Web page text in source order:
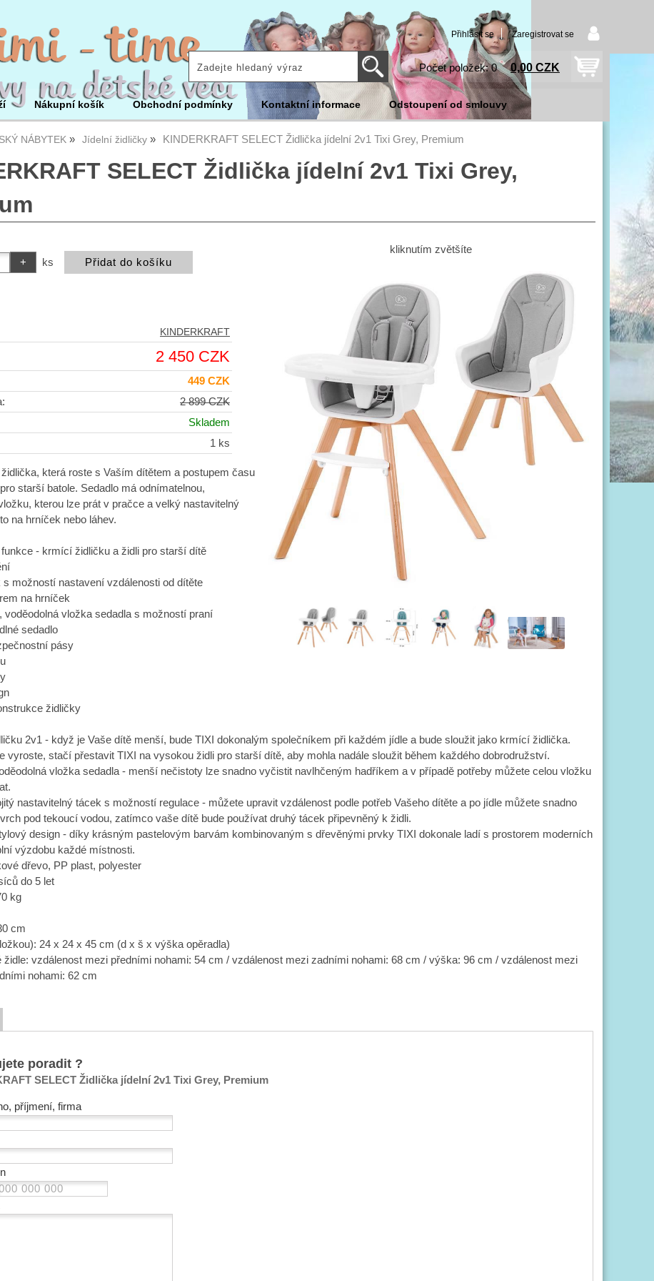
Přihlásit se Zaregistrovat se
Počet položek: 0 0,00 CZK
Nákupní košík Obchodní podmínky Kontaktní informace Odstoupení od smlouvy
NÁBYTEK Jídelní židličky KINDERKRAFT SELECT Židlička jídelní 2v1 Tixi Grey, Premium
SELECT Židlička jídelní 2v1 Tixi Grey,
kliknutím zvětšíte
ks
KINDERKRAFT
2 450 CZK
449 CZK
2 899 CZK
Skladem
1 ks
která roste s Vaším dítětem a postupem času
starší batole. Sedadlo má odnímatelnou,
kterou lze prát v pračce a velký nastavitelný
na hrníček nebo láhev.
- krmící židličku a židli pro starší dítě
s možností nastavení vzdálenosti od dítěte
na hrníček
voděodolná vložka sedadla s možností praní
sedadlo
pásy
židličky
2v1 - když je Vaše dítě menší, bude TIXI dokonalým společníkem při každém jídle a bude sloužit jako krmící židlička.
vyroste, stačí přestavit TIXI na vysokou židli pro starší dítě, aby mohla nadále sloužit během každého dobrodružství.
vložka sedadla - menší nečistoty lze snadno vyčistit navlhčeným hadříkem a v případě potřeby můžete celou vložku
nastavitelný tácek s možností regulace - můžete upravit vzdálenost podle potřeb Vašeho dítěte a po jídle můžete snadno
pod tekoucí vodou, zatímco vaše dítě bude používat druhý tácek připevněný k židli.
design - díky krásným pastelovým barvám kombinovaným s dřevěnými prvky TIXI dokonale ladí s prostorem moderních
výzdobu každé místnosti.
dřevo, PP plast, polyester
do 5 let
kg
cm
24 x 24 x 45 cm (d x š x výška opěradla)
židle: vzdálenost mezi předními nohami: 54 cm / vzdálenost mezi zadními nohami: 68 cm / výška: 96 cm / vzdálenost mezi
nohami: 62 cm
poradit ?
SELECT Židlička jídelní 2v1 Tixi Grey, Premium
příjmení, firma